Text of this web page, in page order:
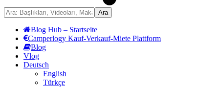
Blog Hub – Startseite
Camperlogy Kauf-Verkauf-Miete Plattform
Blog
Vlog
Deutsch
English
Türkçe